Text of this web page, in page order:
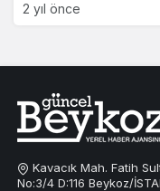
2 yıl önce
Kavacık Mah. Fatih
No:3/4 D:116 Beykoz/